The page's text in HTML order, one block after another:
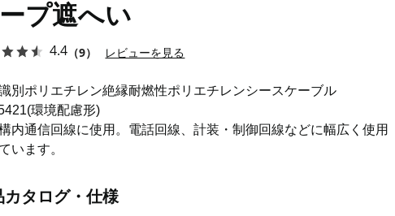
プ遮へい
4.4 （9） レビューを見る
別ポリエチレン絶縁耐燃性ポリエチレンシースケーブル
環境配慮形)
内通信回線に使用。電話回線、計装・制御回線などに幅広く使用
います。
カタログ・仕様